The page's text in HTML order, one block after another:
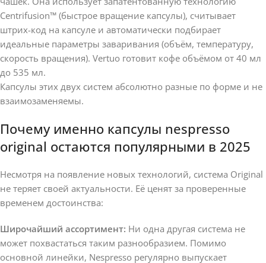
Centrifusion™ (быстрое вращение капсулы), считывает
штрих-код на капсуле и автоматически подбирает
идеальные параметры заваривания (объём, температуру,
скорость вращения). Vertuo готовит кофе объёмом от 40 мл
до 535 мл.
Капсулы этих двух систем абсолютно разные по форме и не
взаимозаменяемы.
Почему именно капсулы nespresso
original остаются популярными в 2025
Несмотря на появление новых технологий, система Original
не теряет своей актуальности. Её ценят за проверенные
временем достоинства:
Широчайший ассортимент: Ни одна другая система не
может похвастаться таким разнообразием. Помимо
основной линейки, Nespresso регулярно выпускает